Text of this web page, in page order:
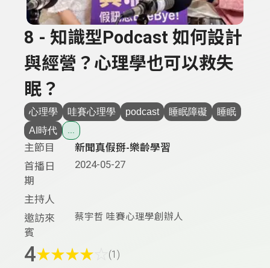
8 - 知識型Podcast 如何設計
與經營？心理學也可以救失
眠？
心理學 哇賽心理學 podcast 睡眠障礙
睡眠
AI時代
...
主節目
新聞真假掰-樂齡學習
首播日
期
2024-05-27
主持人
邀訪來
賓
蔡宇哲 哇賽心理學創辦人
4★★★★ (1)